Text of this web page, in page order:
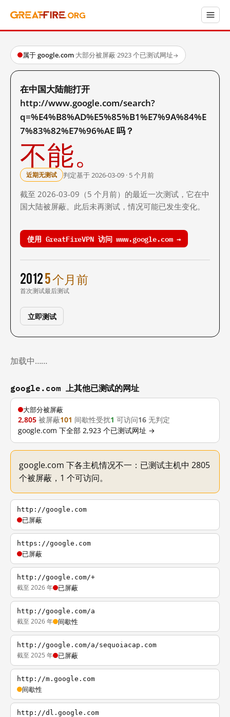
属于 google.com·大部分被屏蔽·2923 个已测试网址→
在中国大陆能打开
http://www.google.com/search?
q=%E4%B8%AD%E5%85%B1%E7%9A%84%E
7%83%82%E7%96%AE 吗？
不能。
近期无测试 判定基于 2026-03-09 · 5 个月前
截至 2026-03-09（5 个月前）的最近一次测试，它在中
国大陆被屏蔽。此后未再测试，情况可能已发生变化。
使用 GreatFireVPN 访问 www.google.com →
2012
首次测试
5 个月前
最后测试
立即测试
加载中……
google.com 上其他已测试的网址
大部分被屏蔽
2,805 被屏蔽101 间歇性受扰1 可访问16 无判定
google.com 下全部 2,923 个已测试网址 →
google.com 下各主机情况不一：已测试主机中 2805
个被屏蔽，1 个可访问。
http://google.com
已屏蔽
https://google.com
已屏蔽
http://google.com/+
截至 2026 年 已屏蔽
http://google.com/a
截至 2026 年 间歇性
http://google.com/a/sequoiacap.com
截至 2025 年 已屏蔽
http://m.google.com
间歇性
http://dl.google.com